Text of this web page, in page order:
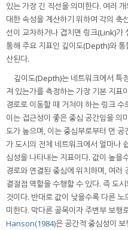
있는 가장 긴 직선을 의미한다. 여러
대한 속성을 계산하기 위하여 각의
선이 교차하거나 겹치면 링크(Link)가
통해 주요 지표인 깊이도(Depth)와
산된다.
깊이도(Depth)는 네트워크에서 특
져 있는가를 측정하는 가장 기본 지표
경로로 이동할 때 거쳐야 하는 링크
이는 접근성이 좋은 중심 공간임을 의
도가 높으며, 이는 중심부로부터 먼
가 도시의 전체 네트워크에서 얼마나
심성을 나타내는 지표이다. 값이 높을
경로와 연결된 중심에 위치하며, 여러
결절점 역할을 수행할 수 있다. 즉 도
것이다. 반대로 값이 낮을수록 다른
미한다. 막다른 골목이자 주변부 보행
Hanson(1984)은 공간적 중심성이